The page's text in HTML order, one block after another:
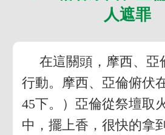
人遮罪
在這關頭，摩西、亞
行動。摩西、亞倫俯伏
45下。）亞倫從祭壇取
中，擺上香，很快的拿